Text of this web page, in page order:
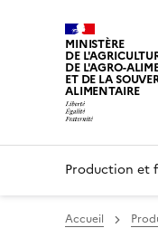
MINISTÈRE
DE
DE L'AGRO-
ET DE LA
ALIMENTAIRE
Production et
Accueil